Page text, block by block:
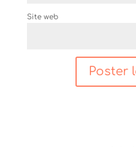
Site web